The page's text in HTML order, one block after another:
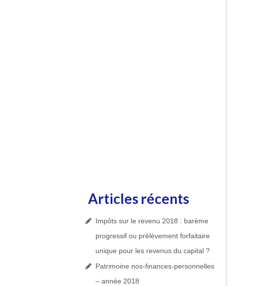
Articles récents
Impôts sur le revenu 2018 : barème
progressif ou prélèvement forfaitaire
unique pour les revenus du capital ?
Patrimoine nos-finances-personnelles
– année 2018